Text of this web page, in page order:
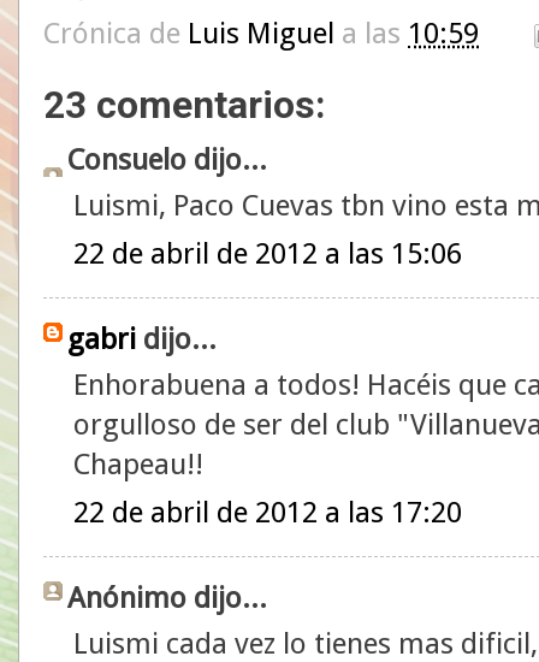
Crónica de Luis Miguel a las 10:59
23 comentarios:
Consuelo dijo...
Luismi, Paco Cuevas tbn vino esta
22 de abril de 2012 a las 15:06
gabri dijo...
Enhorabuena a todos! Hacéis que
orgulloso de ser del club
Chapeau!!
22 de abril de 2012 a las 17:20
Anónimo dijo...
Luismi cada vez lo tienes mas